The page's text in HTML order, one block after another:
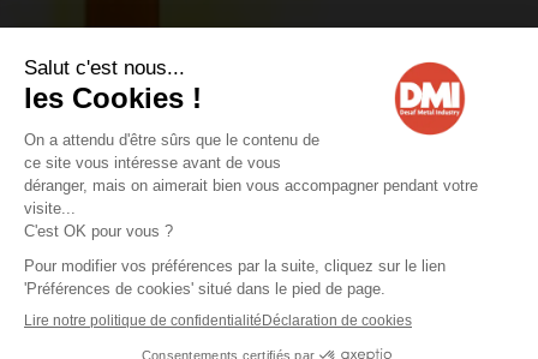
Contact
© 2026 – Desaf Metal Industry. Tous droits réservés.
Réalisé par